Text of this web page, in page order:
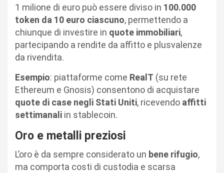
1 milione di euro può essere diviso in 100.000
token da 10 euro ciascuno, permettendo a
chiunque di investire in quote immobiliari,
partecipando a rendite da affitto e plusvalenze
da rivendita.
Esempio: piattaforme come RealT (su rete
Ethereum e Gnosis) consentono di acquistare
quote di case negli Stati Uniti, ricevendo affitti
settimanali in stablecoin.
Oro e metalli preziosi
L’oro è da sempre considerato un bene rifugio,
ma comporta costi di custodia e scarsa